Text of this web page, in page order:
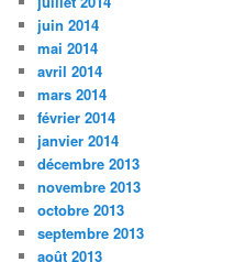
juin 2014
mai 2014
avril 2014
mars 2014
février 2014
janvier 2014
décembre 2013
novembre 2013
octobre 2013
septembre 2013
août 2013